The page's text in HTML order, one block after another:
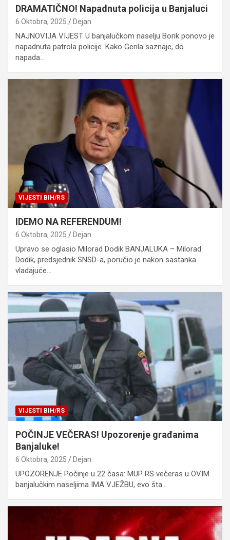
DRAMATIČNO! Napadnuta policija u Banjaluci
6 Oktobra, 2025 Dejan
NAJNOVIJA VIJEST U banjalučkom naselju Borik ponovo je
napadnuta patrola policije. Kako Gerila saznaje, do
napada…
VIJESTI BIH/RS
IDEMO NA REFERENDUM!
6 Oktobra, 2025 Dejan
Upravo se oglasio Milorad Dodik ​BANJALUKA – Milorad
Dodik, predsjednik SNSD-a, poručio je nakon sastanka
vladajuće…
VIJESTI BIH/RS
POČINJE VEČERAS! Upozorenje građanima
Banjaluke!
6 Oktobra, 2025 Dejan
UPOZORENJE Počinje u 22 časa: MUP RS večeras u OVIM
banjalučkim naseljima IMA VJEŽBU, evo šta…